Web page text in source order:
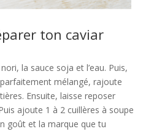
ton caviar
la sauce soja et l’eau. Puis,
mélangé, rajoute
Ensuite, laisse reposer
ajoute 1 à 2 cuillères à soupe
goût et la marque que tu